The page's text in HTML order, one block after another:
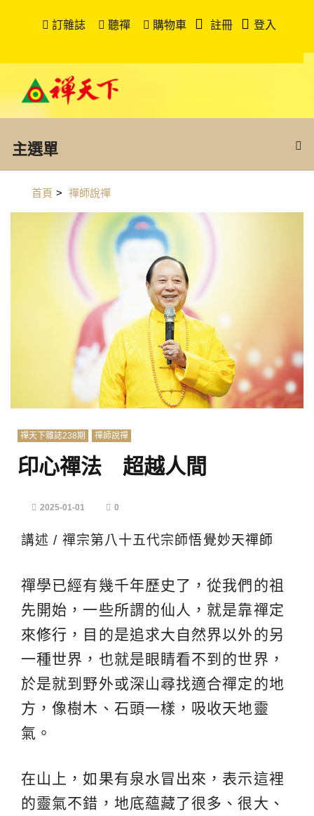
訂雜誌 聽禪 購物車 註冊 登入
主選單
首頁 > 禪師說禪
禪天下雜誌238期 禪師說禪
印心禪法 超越人間
2025-01-01 0
講述 / 禪宗第八十五代宗師悟覺妙天禪師
禪學已經有幾千年歷史了，從我們的祖
先開始，一些所謂的仙人，就是靠禪定
來修行 ，目的是追求大自然界以外的另
一種世界，也就是眼睛看不到的世界，
於是就到野外或深山尋找適合禪定的地
方，像樹木、石頭一樣，吸收天地靈
氣。
在山上，如果有泉水冒出來，表示這裡
的靈氣不錯，地底蘊藏了很多、很大、